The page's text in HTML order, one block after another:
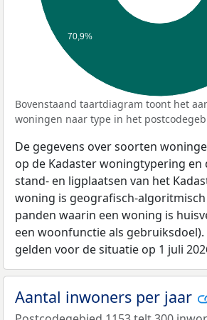
70,9%
Bovenstaand taartdiagram toont het
woningen naar type in het
De gegevens over soorten
op de Kadaster woningtypering en
stand- en ligplaatsen van het
woning is geografisch-
panden waarin een woning is
een woonfunctie als gebruiksdoel).
gelden voor de situatie op 1 juli
Aantal inwoners per jaar